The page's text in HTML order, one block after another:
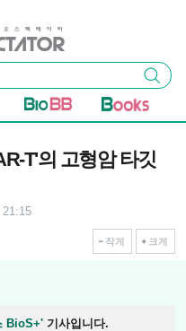
검색
T'의 고형암 타깃
21:15
작게 크게
BioS+' 기사입니다.